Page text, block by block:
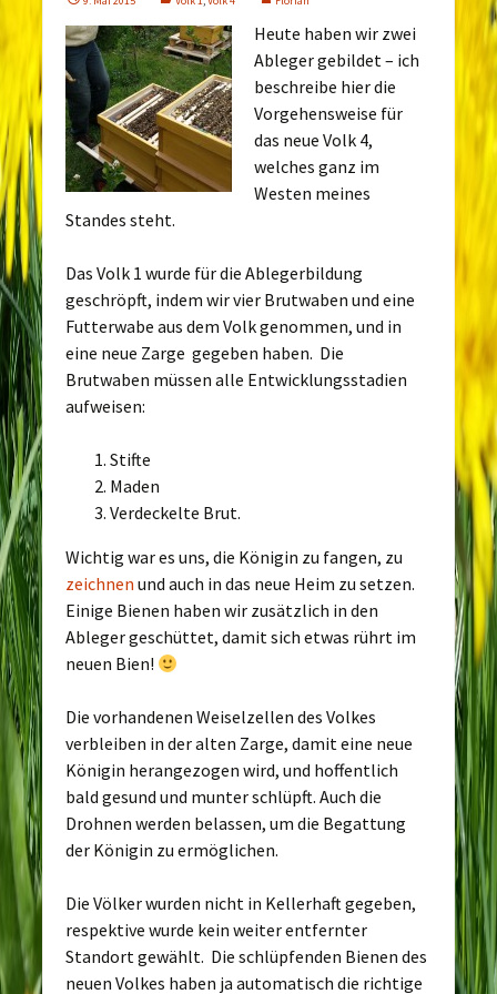
Heute haben wir zwei
Ableger gebildet – ich
beschreibe hier die
Vorgehensweise für
das neue Volk 4,
welches ganz im
Westen meines
Standes steht.
Das Volk 1 wurde für die Ablegerbildung
geschröpft, indem wir vier Brutwaben und eine
Futterwabe aus dem Volk genommen, und in
eine neue Zarge gegeben haben. Die
Brutwaben müssen alle Entwicklungsstadien
aufweisen:
Stifte
Maden
Verdeckelte Brut.
Wichtig war es uns, die Königin zu fangen, zu
zeichnenund auch in das neue Heim zu setzen.
Einige Bienen haben wir zusätzlich in den
Ableger geschüttet, damit sich etwas rührt im
neuen Bien!
Die vorhandenen Weiselzellen des Volkes
verbleiben in der alten Zarge, damit eine neue
Königin herangezogen wird, und hoffentlich
bald gesund und munter schlüpft. Auch die
Drohnen werden belassen, um die Begattung
der Königin zu ermöglichen.
Die Völker wurden nicht in Kellerhaft gegeben,
respektive wurde kein weiter entfernter
Standort gewählt. Die schlüpfenden Bienen des
neuen Volkes haben ja automatisch die richtige